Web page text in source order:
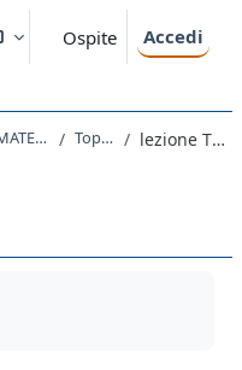
Ospite Accedi
004CM - SINTESI E REATTIVITA' DI NANOMATERIALI 2021 Topic 2 lezione TEM 3